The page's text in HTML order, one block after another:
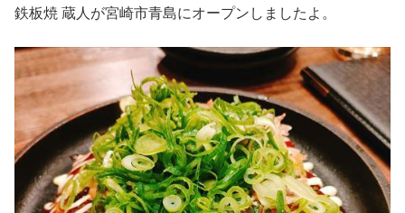
鉄板焼 蔵人が宮崎市青島にオープンしましたよ。